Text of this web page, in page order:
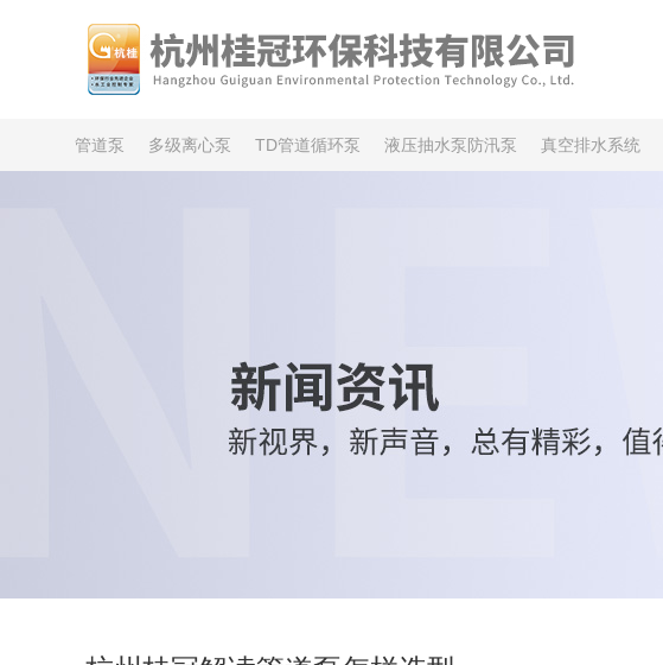
管道泵 多级离心泵 TD管道循环泵 液压抽水泵防汛泵 真空排水系统